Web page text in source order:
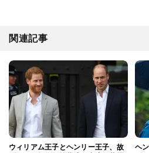
関連記事
ウィリアム王子とヘンリー王子、故
ヘ